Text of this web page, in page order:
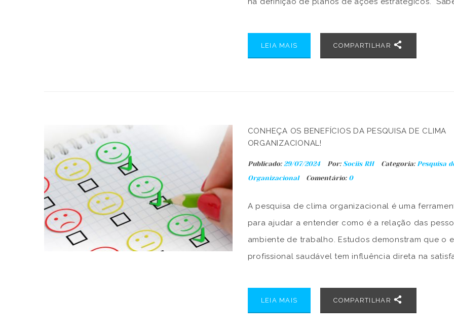
organizacional é essencial para garantir bons
LEIA MAIS COMPARTILHAR
CONHEÇA OS BENEFÍCIOS DA PESQUISA DE CLIMA
ORGANIZACIONAL!
Publicado: 29/07/2024 Por: Sociis RH Categoria: Pesquisa
Organizacional
Comentário:0
A pesquisa de clima organizacional é uma
para ajudar a entender como é a relação das
ambiente de trabalho. Estudos demonstram que o
profissional saudável tem influência direta na
oferece dados cruciais para que a gestão tome
LEIA MAIS COMPARTILHAR